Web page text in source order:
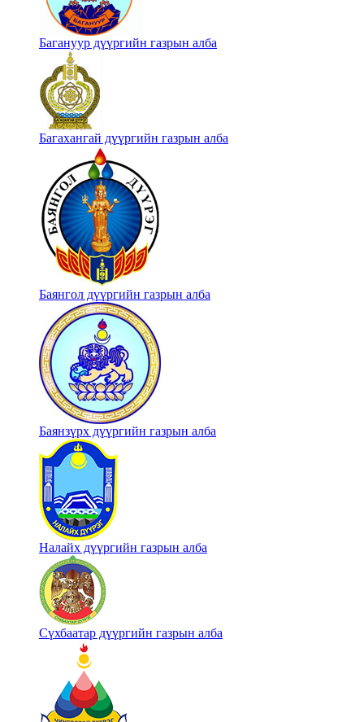
Багануур дүүргийн газрын алба
Багахангай дүүргийн газрын алба
Баянгол дүүргийн газрын алба
Баянзүрх дүүргийн газрын алба
Налайх дүүргийн газрын алба
Сүхбаатар дүүргийн газрын алба